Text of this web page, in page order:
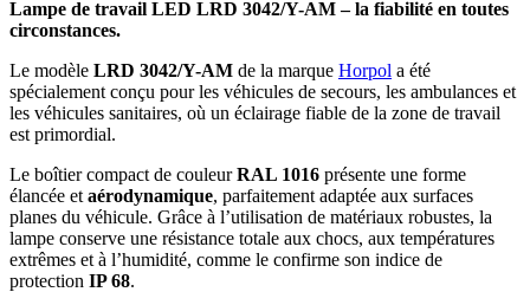
Lampe de travail LED LRD 3042/Y-AM – la fiabilité en toutes
circonstances.
Le modèle LRD 3042/Y-AM de la marque Horpol a été
spécialement conçu pour les véhicules de secours, les ambulances et
les véhicules sanitaires, où un éclairage fiable de la zone de travail
est primordial.
Le boîtier compact de couleurRAL 1016 présente une forme
élancée et aérodynamique, parfaitement adaptée aux surfaces
planes du véhicule. Grâce à l’utilisation de matériaux robustes, la
lampe conserve une résistance totale aux chocs, aux températures
extrêmes et à l’humidité, comme le confirme son indice de
protection IP 68.